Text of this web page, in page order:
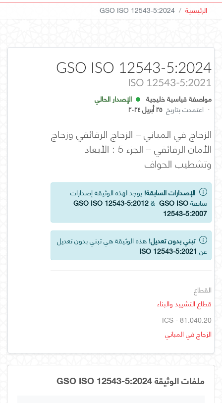
الرئيسية GSO ISO 12543-5:2024
GSO ISO 12543-5:2024
ISO 12543-5:2021
مواصفة قياسية خليجية
الإصدار الحالي
· اعتمدت بتاريخ ٢٥ أبريل ٢٠٢٤
الزجاج في المباني – الزجاج الرقائقي وزجاج
الأمان الرقائقي – الجزء 5 : الأبعاد
وتشطيب الحواف
الإصدارات السابقة! يوجد لهذه الوثيقة إصدارات
سابقة
GSO ISO 12543-5:2012& GSO ISO
12543-5:2007
تبني بدون تعديل! هذه الوثيقة هي تبني بدون تعديل
عن ISO 12543-5:2021
القطاع
قطاع التشييد والبناء
ICS - 81.040.20
الزجاج في المباني
ملفات الوثيقة GSO ISO 12543-5:2024